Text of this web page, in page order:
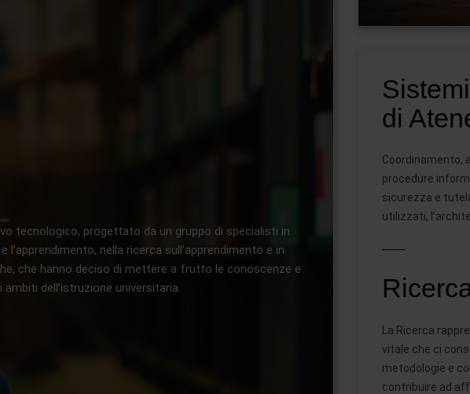
tecnologico, progettato da un gruppo di specialisti in
nella ricerca sull’apprendimento e in
che hanno deciso di mettere a frutto le conoscenze e
dell’istruzione universitaria.
di
Coordinamento,
procedure
sicurezza e
utilizzati,
La Ricerca
vitale che ci
metodologie e
contribuire ad